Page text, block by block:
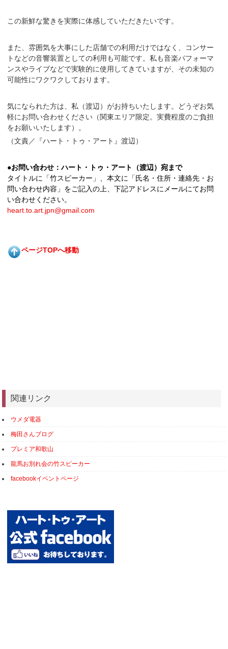
この新鮮な驚きを実際に体感していただきたいです。
また、雰囲気を大事にした店舗での利用だけではなく、コンサー
トなどの音響装置としての利用も可能です。私も音楽パフォーマ
ンスやライブなどで実験的に使用してきていますが、その未知の
可能性にワクワクしております。
気になられた方は、私（渡辺）がお持ちいたします。どうぞお気
軽にお問い合わせください（関東エリア限定。実費程度のご負担
をお願いいたします）。
（文責／『ハート・トゥ・アート』渡辺）
●お問い合わせ：ハート・トゥ・アート（渡辺）宛まで
タイトルに「竹スピーカー」、本文に「氏名・住所・連絡先・お
問い合わせ内容」をご記入の上、下記アドレスにメールにてお問
い合わせください。
heart.to.art.jpn@gmail.com
ページTOPへ移動
関連リンク
ウメダ電器
梅田さんブログ
プレミア和歌山
龍馬お別れ会の竹スピーカー
facebookイベントページ